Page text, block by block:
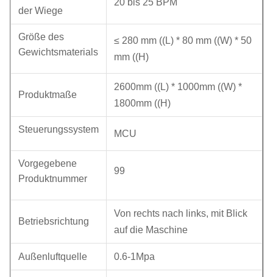
der Wiege
Größe des
Gewichtsmaterials
≤ 280 mm ((L) * 80 mm ((W) * 50
mm ((H)
Produktmaße
2600mm ((L) * 1000mm ((W) *
1800mm ((H)
Steuerungssystem MCU
Vorgegebene
Produktnummer
99
Betriebsrichtung
Von rechts nach links, mit Blick
auf die Maschine
Außenluftquelle 0.6-1Mpa